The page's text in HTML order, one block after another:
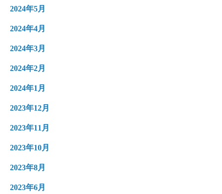
2024年5月
2024年4月
2024年3月
2024年2月
2024年1月
2023年12月
2023年11月
2023年10月
2023年8月
2023年6月